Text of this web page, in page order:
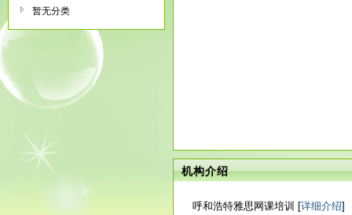
暂无分类
机构介绍
呼和浩特雅思网课培训 [详细介绍]